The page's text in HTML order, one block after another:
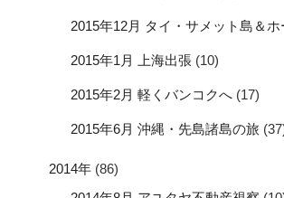
2015年12月 タイ・サメット島＆ホ
2015年1月 上海出張 (10)
2015年2月 軽くバンコクへ (17)
2015年6月 沖縄・先島諸島の旅
2014年 (86)